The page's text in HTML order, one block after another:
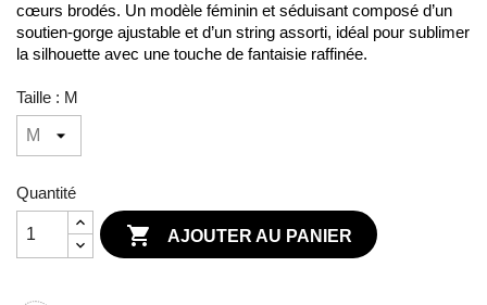
cœurs brodés. Un modèle féminin et séduisant composé d’un
soutien-gorge ajustable et d’un string assorti, idéal pour sublimer
la silhouette avec une touche de fantaisie raffinée.
Taille : M
Quantité
 AJOUTER AU PANIER